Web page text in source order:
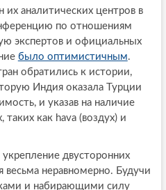
аналитических центров в
по отношениям
экспертов и официальных
было оптимистичным.
обратились к истории,
Индия оказала Турции
и указав на наличие
как hava (воздух) и
двусторонних
неравномерно. Будучи
и набирающими силу